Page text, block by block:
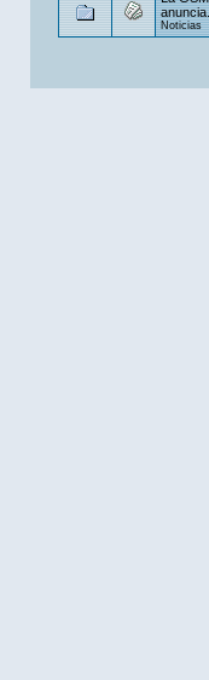
Noticias